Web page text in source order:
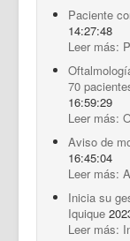
Paciente
14:27:48
Leer más:
70
16:59:29
Leer más:
Aviso de
16:45:04
Leer más:
Inicia su
Iquique
Leer más: